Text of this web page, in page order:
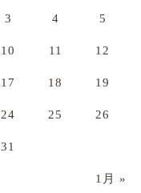
3 4 5
10 11 12
17 18 19
24 25 26
31
1月 »